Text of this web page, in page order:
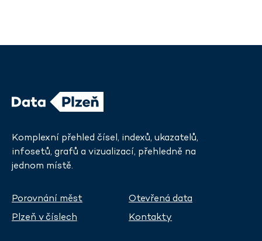
Komplexní přehled čísel, indexů, ukazatelů,
infosetů, grafů a vizualizací, přehledně na
jednom místě.
Porovnání měst
Plzeň v číslech
Otevřená data
Kontakty